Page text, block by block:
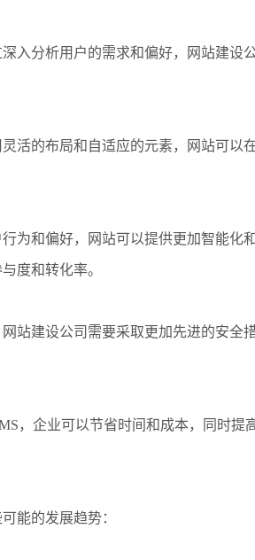
入分析用户的需求和偏好，网站建设
活的布局和自适应的元素，网站可以
为和偏好，网站可以提供更加智能化
度和转化率。
站建设公司需要采取更加先进的安全
，企业可以节省时间和成本，同时提
能的发展趋势：